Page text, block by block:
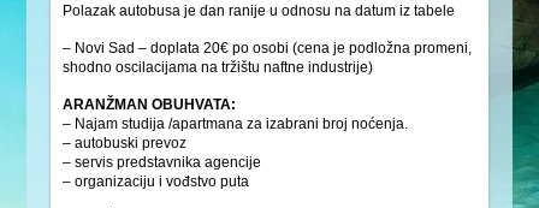
Polazak autobusa je dan ranije u odnosu na datum iz tabele
– Novi Sad – doplata 20€ po osobi (cena je podložna promeni,
shodno oscilacijama na tržištu naftne industrije)
ARANŽMAN OBUHVATA:
– Najam studija /apartmana za izabrani broj noćenja.
– autobuski prevoz
– servis predstavnika agencije
– organizaciju i vođstvo puta